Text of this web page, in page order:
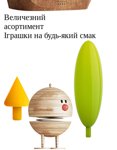
Величезний
асортимент
Іграшки на будь-який смак